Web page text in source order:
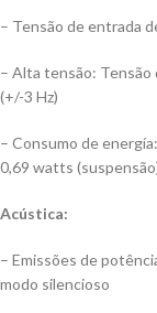
– Tensão de entrada
– Alta tensão: Tensão
(+/-3 Hz)
– Consumo de
0,69 watts
Acústica:
– Emissões de
modo silencioso